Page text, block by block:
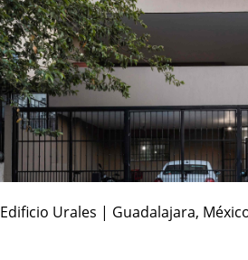
Edificio Urales | Guadalajara,